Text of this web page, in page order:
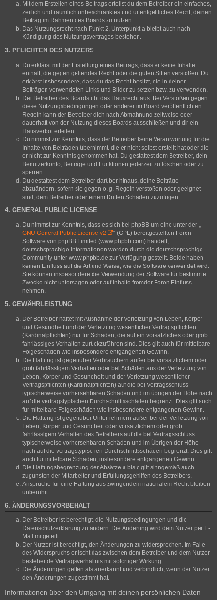
Mit dem Erstellen eines Beitrags erteilst du dem Betreiber ein einfaches,
zeitlich und räumlich unbeschränktes und unentgeltliches Recht, deinen
Beitrag im Rahmen des Boards zu nutzen.
Das Nutzungsrecht nach Punkt 2, Unterpunkt a bleibt auch nach
Kündigung des Nutzungsvertrages bestehen.
3. PFLICHTEN DES NUTZERS
Du erklärst mit der Erstellung eines Beitrags, dass er keine Inhalte
enthält, die gegen geltendes Recht oder die guten Sitten verstoßen. Du
erklärst insbesondere, dass du das Recht besitzt, die in deinen
Beiträgen verwendeten Links und Bilder zu setzen bzw. zu verwenden.
Der Betreiber des Boards übt das Hausrecht aus. Bei Verstößen gegen
diese Nutzungsbedingungen oder anderer im Board veröffentlichten
Regeln kann der Betreiber dich nach Abmahnung zeitweise oder
dauerhaft von der Nutzung dieses Boards ausschließen und dir ein
Hausverbot erteilen.
Du nimmst zur Kenntnis, dass der Betreiber keine Verantwortung für die
Inhalte von Beiträgen übernimmt, die er nicht selbst erstellt hat oder die
er nicht zur Kenntnis genommen hat. Du gestattest dem Betreiber, dein
Benutzerkonto, Beiträge und Funktionen jederzeit zu löschen oder zu
sperren.
Du gestattest dem Betreiber darüber hinaus, deine Beiträge
abzuändern, sofern sie gegen o. g. Regeln verstoßen oder geeignet
sind, dem Betreiber oder einem Dritten Schaden zuzufügen.
4. GENERAL PUBLIC LICENSE
Du nimmst zur Kenntnis, dass es sich bei phpBB um eine unter der „
GNU General Public License v2
“ (GPL) bereitgestellten Foren-
Software von phpBB Limited (www.phpbb.com) handelt;
deutschsprachige Informationen werden durch die deutschsprachige
Community unter www.phpbb.de zur Verfügung gestellt. Beide haben
keinen Einfluss auf die Art und Weise, wie die Software verwendet wird.
Sie können insbesondere die Verwendung der Software für bestimmte
Zwecke nicht untersagen oder auf Inhalte fremder Foren Einfluss
nehmen.
5. GEWÄHRLEISTUNG
Der Betreiber haftet mit Ausnahme der Verletzung von Leben, Körper
und Gesundheit und der Verletzung wesentlicher Vertragspflichten
(Kardinalpflichten) nur für Schäden, die auf ein vorsätzliches oder grob
fahrlässiges Verhalten zurückzuführen sind. Dies gilt auch für mittelbare
Folgeschäden wie insbesondere entgangenen Gewinn.
Die Haftung ist gegenüber Verbrauchern außer bei vorsätzlichem oder
grob fahrlässigem Verhalten oder bei Schäden aus der Verletzung von
Leben, Körper und Gesundheit und der Verletzung wesentlicher
Vertragspflichten (Kardinalpflichten) auf die bei Vertragsschluss
typischerweise vorhersehbaren Schäden und im übrigen der Höhe nach
auf die vertragstypischen Durchschnittsschäden begrenzt. Dies gilt auch
für mittelbare Folgeschäden wie insbesondere entgangenen Gewinn.
Die Haftung ist gegenüber Unternehmern außer bei der Verletzung von
Leben, Körper und Gesundheit oder vorsätzlichem oder grob
fahrlässigem Verhalten des Betreibers auf die bei Vertragsschluss
typischerweise vorhersehbaren Schäden und im Übrigen der Höhe
nach auf die vertragstypischen Durchschnittsschäden begrenzt. Dies gilt
auch für mittelbare Schäden, insbesondere entgangenen Gewinn.
Die Haftungsbegrenzung der Absätze a bis c gilt sinngemäß auch
zugunsten der Mitarbeiter und Erfüllungsgehilfen des Betreibers.
Ansprüche für eine Haftung aus zwingendem nationalem Recht bleiben
unberührt.
6. ÄNDERUNGSVORBEHALT
Der Betreiber ist berechtigt, die Nutzungsbedingungen und die
Datenschutzerklärung zu ändern. Die Änderung wird dem Nutzer per E-
Mail mitgeteilt.
Der Nutzer ist berechtigt, den Änderungen zu widersprechen. Im Falle
des Widerspruchs erlischt das zwischen dem Betreiber und dem Nutzer
bestehende Vertragsverhältnis mit sofortiger Wirkung.
Die Änderungen gelten als anerkannt und verbindlich, wenn der Nutzer
den Änderungen zugestimmt hat.
Informationen über den Umgang mit deinen persönlichen Daten